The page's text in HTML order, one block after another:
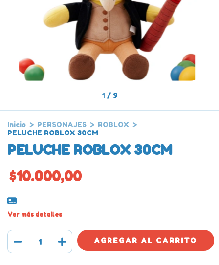
1/ 9
Inicio > PERSONAJES > ROBLOX >
PELUCHE ROBLOX 30CM
PELUCHE ROBLOX 30CM
$10.000,00
Ver más detalles